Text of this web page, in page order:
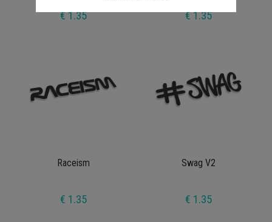
€ 1.35 € 1.35
Raceism
€ 1.35
Swag V2
€ 1.35